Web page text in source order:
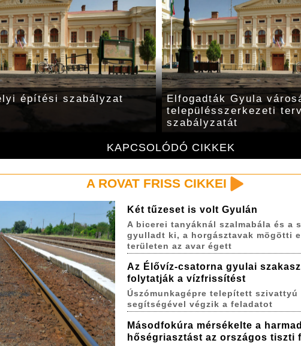
KAPCSOLÓDÓ CIKKEK
építési szabályzat
Elfogadták Gyula
településszerkezeti
szabályzatát
A ROVAT FRISS CIKKEI
Két tűzeset is volt Gyulán
A bicerei tanyáknál szalmabála és a
gyulladt ki, a horgásztavak mögötti
területen az avar égett
Az Élővíz-csatorna gyulai
folytatják a vízfrissítést
Úszómunkagépre telepített szivattyú
segítségével végzik a feladatot
Másodfokúra mérsékelte a
hőségriasztást az országos tiszti